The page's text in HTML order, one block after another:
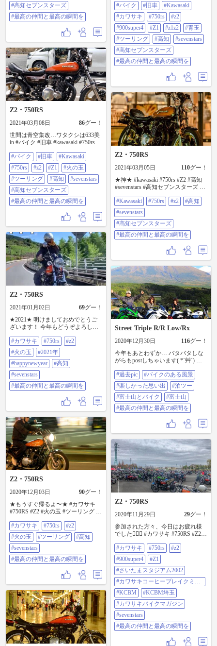
@27960 さん @106017 さん
@137675 さん @55841 さん
@102186 さん @111469 さん
@116421 さん @83469 さん
@109823 さん @65879 さん @80122
さん @107091 さん @22529 さん
@117788 さん @76543 さん @98944
さん @31440 さん ※ここまで確認
できましたが…○○さん抜けてる
よ！！のご指摘、お待ちしており
ます🙇‍♂️🙇‍♂️ #モトクル #モトクル広報
部 #バイクのある風景 #最高の仲間
国制覇？ #灼熱にも負けず #バイク
乗りと繋がりたい
#高知セブンスターズ
#最高の仲間と最高の瞬間を
ング #高知 #sevenstars #高知セブン
スターズ #最高の仲間と最高の瞬間
を
#バイク #旧車
#Kawasaki
#カワサキ
#750rs
#z2
#900super4
#Z1 #z1z2
#青玉
#ツーリング
#高知
#sevenstars
#高知セブンスターズ
#最高の仲間と最高の瞬間を
Z2・750RS
2021年03月08日 86グー！
世間は青空集改…ワタクシは633美
in #バイク #旧車 #kawasaki #750rs
#sevenstars #高知セブンスターズ #
最高の仲間と最高の瞬間を
#バイク #旧車
#Kawasaki
#750rs
#z2 #Z1
#火の玉
#ツーリング
#高知
#sevenstars
#高知セブンスターズ
#最高の仲間と最高の瞬間を
Z2・750RS
2021年03月05日 110グー！
★神★ #kawasaki #750rs #Z2 #高知
#sevenstars #高知セブンスターズ #
#Kawasaki
#750rs #z2
#高知
#sevenstars
#高知セブンスターズ
#最高の仲間と最高の瞬間を
Z2・750RS
2021年01月02日 69グー！
★2021★ 明けましておめでとうご
ざいます！ 今年もどうぞよろしく
#750RS #Z2 #火の玉 #2021年
#happynewyear #高知 #sevenstars #最
高の仲間と最高の瞬間を
#カワサキ #750rs
#z2
#火の玉
#2021年
#happynewyear
#高知
#sevenstars
#最高の仲間と最高の瞬間を
Street Triple R/R Low/Rx
2020年12月30日 116グー！
今年もあとわずか… バタバタしな
がらもpostしちゃいます( *´艸`) 今
ろぅ?って思ったけれど そんな中で
も楽しいBikeの思い出ができたよ。
#過去pic これね、富士山🗻が見たく
て 10月下旬に行った時のもの。 一
人Bikeでブーン🏍 行きは雨の中、
カッパ着て 次の日、晴れの中走る
には、こんなの初めてだし とにか
く冒険気分ﾃﾞｼﾀ☆ そして、ずっと
会いたかった 静岡のお友達にも会
えた(*ˊ˘ˋ*)｡♪:*° 急だったのにも関
わらず、ご一緒してくれたの✧*｡
本当に忘れられない想い出♡ めた
んこ楽しすぎました❣ 今年のラス
トに、ずっと大切にしたい想い出
を postさせて下さいね✧*｡ ❅写真は
お友達が撮ってくれたものです💖❅
お迎えくださいね*.+ﾟ 来年もよろ
のある風景 #楽しかった思い出#泊
ツー#富士山とバイク #富士山 #最
高の仲間と最高の瞬間を
#過去pic
#バイクのある風景
#楽しかった思い出
#泊ツー
#富士山とバイク
#富士山
#最高の仲間と最高の瞬間を
Z2・750RS
2020年12月03日 90グー！
★もうすぐ帰るよ〜★ #カワサキ
#750RS #Z2 #火の玉 #ツーリング #
最高の瞬間を
#カワサキ #750rs
#z2
#火の玉
#ツーリング
#高知
#sevenstars
#最高の仲間と最高の瞬間を
Z2・750RS
2020年11月29日 29グー！
参加された方々、今日はお疲れ様
でした🙇‍♂️✨ #カワサキ #750RS #Z2
ム2002 #カワサキコーヒーブレイク
ミーティング #KCBM #KCBM埼玉
#カワサキバイクマガジン
#SEVENSTARS #最高の仲間と最高
の瞬間を
#カワサキ #750rs
#z2
#900super4
#Z1
#さいたまスタジアム2002
#カワサキコーヒーブレイクミー
ティング
#KCBM
#KCBM埼玉
#カワサキバイクマガジン
#sevenstars
#最高の仲間と最高の瞬間を